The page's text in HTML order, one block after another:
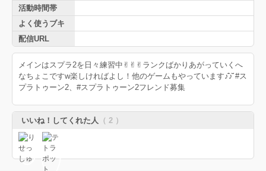
活動時間帯
よく使うブキ
配信URL
メインはスプラ2を日々練習中︎︎︎︎✌︎︎︎✌︎︎︎︎︎✌︎ランクばかりあがっていくへ
なちょこですw楽しければよし！他のゲームもやっています♪̊̈♪̆̈ #ス
プラトゥーン2、#スプラトゥーン2フレンド募集
いいね！してくれた人 （ 2 ）